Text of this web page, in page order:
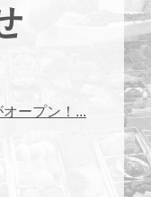
ープン！...